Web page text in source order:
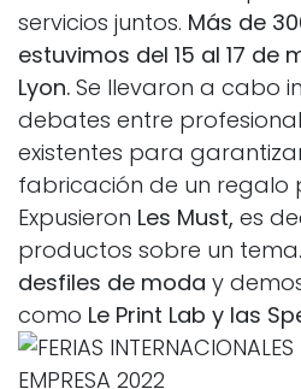
servicios juntos. Más de
estuvimos del 15 al 17 de
Lyon. Se llevaron a cabo
debates entre
existentes para
fabricación de un regalo
Expusieron Les Must, es
productos sobre un
desfiles de moda y
como Le Print Lab y las